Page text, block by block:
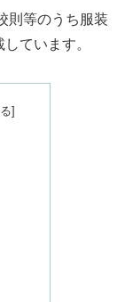
則等のうち服装
ています。